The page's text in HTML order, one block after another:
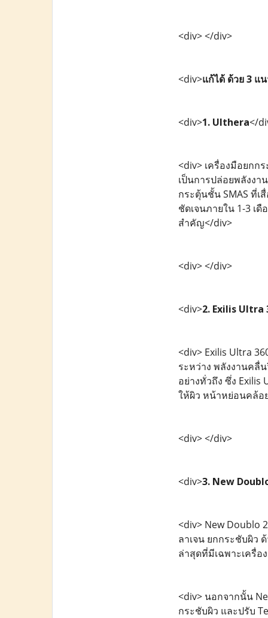
<div> </div>
<div>แก้ได้ ด้วย 3 แ
<div>1. Ulthera</
<div> เครื่องมือยกก
เป็นการปล่อยพลังง
กระตุ้นชั้น SMAS ที่เ
ชัดเจนภายใน 1-3 เ
สำคัญ</div>
<div> </div>
<div>2. Exilis Ultra
<div> Exilis Ultra
ระหว่าง พลังงานคลื่
อย่างทั่วถึง ซึ่ง Exilis
ให้ผิว หน้าหย่อนคล้อ
<div> </div>
<div>3. New
<div> New Doublo
ลาเจน ยกกระชับผิว
ล่าสุดที่มีเฉพาะเครื่อ
<div> นอกจากนั้น
กระชับผิว และปรับ